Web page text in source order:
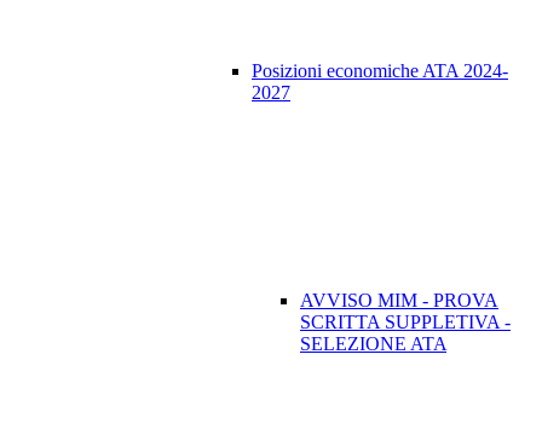
Posizioni economiche ATA 2024-
2027
AVVISO MIM - PROVA
SCRITTA SUPPLETIVA -
SELEZIONE ATA